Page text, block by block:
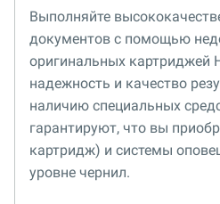
Выполняйте
документов с помощью
оригинальных картриджей
надежность и качество
наличию специальных
гарантируют, что вы
картридж) и системы
уровне чернил.